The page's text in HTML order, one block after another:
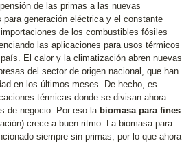
de las primas a las nuevas
para generación eléctrica y el constante
de los combustibles fósiles
las aplicaciones para usos térmicos
El calor y la climatización abren nuevas
del sector de origen nacional, que han
en los últimos meses. De hecho, es
térmicas donde se divisan ahora
de negocio. Por eso la biomasa para fines
crece a buen ritmo. La biomasa para
siempre sin primas, por lo que ahora